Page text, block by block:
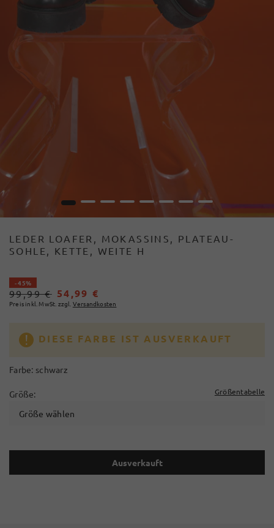
1 2 3 4 5 6 7 8
LEDER LOAFER, MOKASSINS, PLATEAU-
SOHLE, KETTE, WEITE H
- 45%
99,99 € 54,99 €
Preis inkl. MwSt. zzgl. Versandkosten
DIESE FARBE IST AUSVERKAUFT
Farbe: schwarz
Größe: Größentabelle
Größe wählen
Ausverkauft